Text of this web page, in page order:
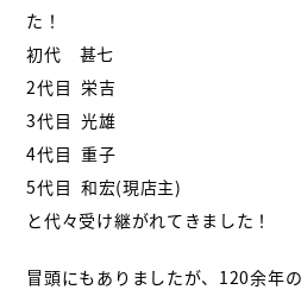
た！
初代 甚七
2代目 栄吉
3代目 光雄
4代目 重子
5代目 和宏(現店主)
と代々受け継がれてきました！
冒頭にもありましたが、120余年